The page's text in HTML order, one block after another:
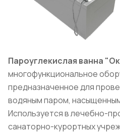
Пароуглекислая ванна
многофункциональное
предназначенное для
водяным паром,
Используется в лечебно-
санаторно-курортных